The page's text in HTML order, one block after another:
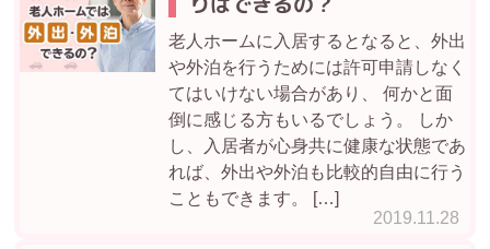
2019.11.28
老人ホームに入居するとなると、外出
や外泊を行うためには許可申請しなく
てはいけない場合があり、 何かと面
倒に感じる方もいるでしょう。 しか
し、入居者が心身共に健康な状態であ
れば、外出や外泊も比較的自由に行う
こともできます。 […]